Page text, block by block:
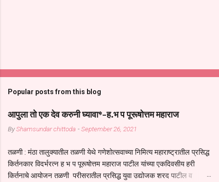
Popular posts from this blog
आपुला तो एक देव करुनी घ्यावा*-ह.भ प पूरूषोत्तम महाराज
ByShamsundar chittoda -September 26, 2021
तळणी : मंठा तालुक्यातील तळणी येथे गणेशोत्सवाच्या निमित्य महाराष्ट्रातील प्रसिद्ध
किर्तनकार विदर्भरत्न ह भ प पूरूषोत्तम महाराज पाटील यांच्या एकदिवसीय हरी
किर्तनाचे आयोजन तळणी परीसरातील प्रसिद्ध युवा उद्योजक शरद पाटील व